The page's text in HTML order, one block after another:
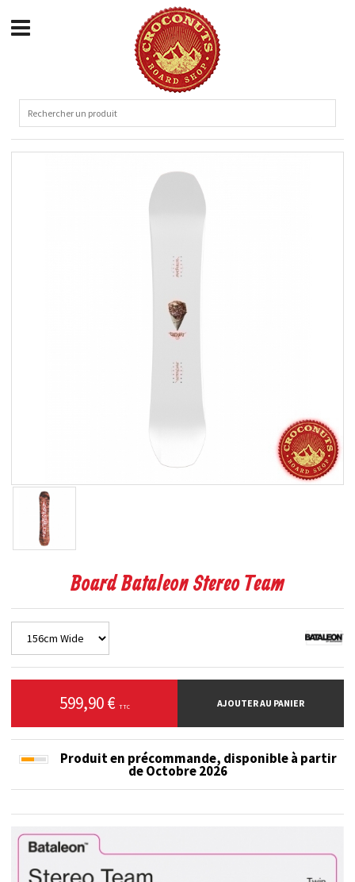
Board Bataleon Stereo Team
599,90 € TTC AJOUTER AU PANIER
Produit en précommande, disponible à partir
deOctobre 2026